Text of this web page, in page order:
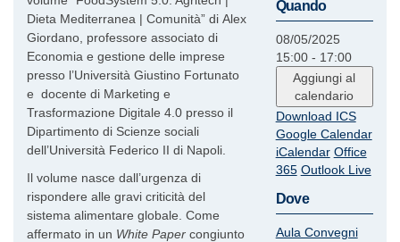
Dieta Mediterranea | Comunità” di Alex
Giordano, professore associato di
Economia e gestione delle imprese
presso l’Università Giustino Fortunato
e docente di Marketing e
Trasformazione Digitale 4.0 presso il
Dipartimento di Scienze sociali
dell’Università Federico II di Napoli.
Il volume nasce dall’urgenza di
rispondere alle gravi criticità del
sistema alimentare globale. Come
affermato in un White Paper congiunto
Quando
08/05/2025
15:00 - 17:00
Aggiungi al
calendario
Download ICS
Google Calendar
iCalendar Office
365 Outlook Live
Dove
Aula Convegni